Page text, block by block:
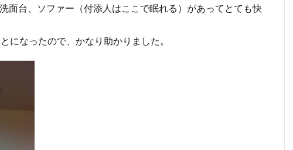
面台、ソファー（付添人はここで眠れる）があってとても快
になったので、かなり助かりました。